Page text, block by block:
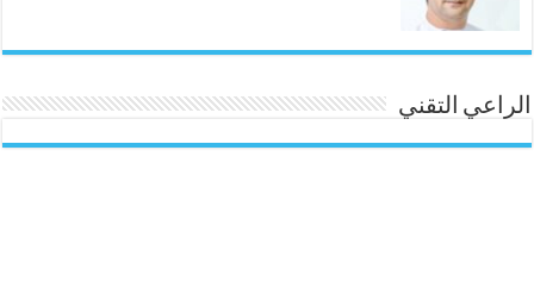
الراعي التقني